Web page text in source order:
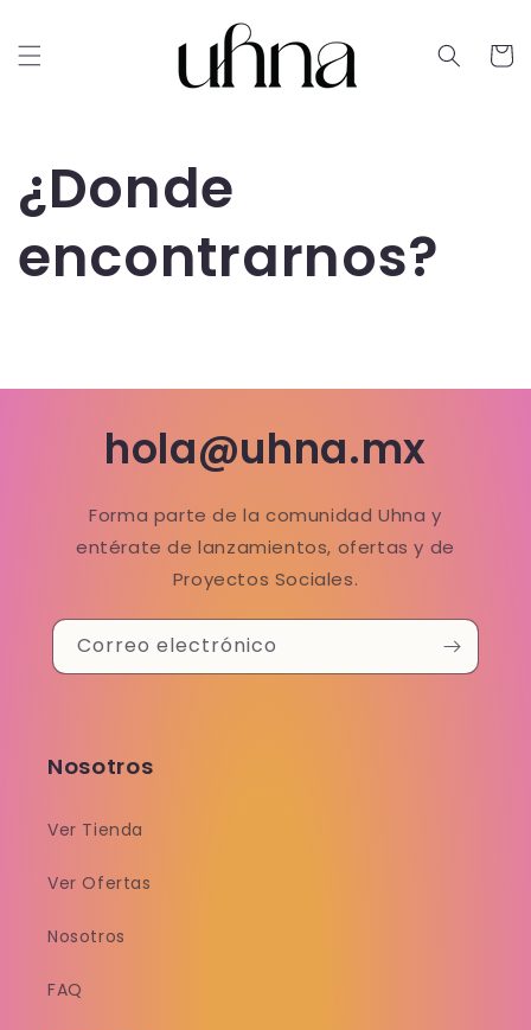
al contenido
Carrito
¿Donde
encontrarnos?
hola@uhna.mx
Forma parte de la comunidad Uhna y
entérate de lanzamientos, ofertas y de
Proyectos Sociales.
Correo electrónico
Nosotros
Ver Tienda
Ver Ofertas
Nosotros
FAQ